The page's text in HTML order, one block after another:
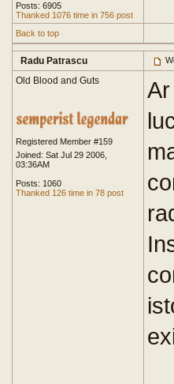
Posts: 6905
Thanked 1076 time in 756 post
Back to top
Radu Patrascu
Old Blood and Guts
Registered Member #159
Joined: Sat Jul 29 2006,
03:36AM
Posts: 1060
Thanked 126 time in 78 post